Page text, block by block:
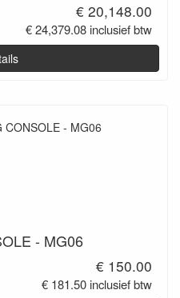
€ 20,148.00
€ 24,379.08 inclusief btw
- MG06
€ 150.00
€ 181.50 inclusief btw